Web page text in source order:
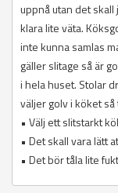
uppnå utan det skall
klara lite väta.
inte kunna samlas
gäller slitage så är
i hela huset. Stolar
väljer golv i köket
• Välj ett slitstarkt
• Det skall vara lätt
• Det bör tåla lite fukt